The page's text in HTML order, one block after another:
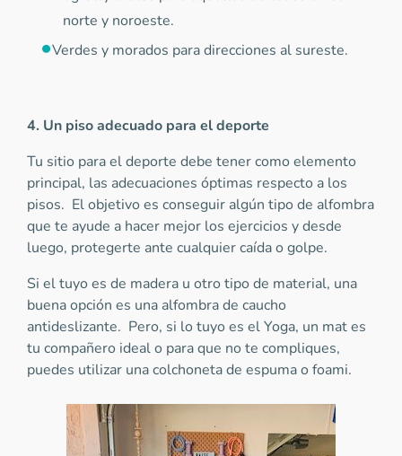
norte y noroeste.
Verdes y morados para direcciones al sureste.
4. Un piso adecuado para el deporte
Tu sitio para el deporte debe tener como elemento
principal, las adecuaciones óptimas respecto a los
pisos. El objetivo es conseguir algún tipo de alfombra
que te ayude a hacer mejor los ejercicios y desde
luego, protegerte ante cualquier caída o golpe.
Si el tuyo es de madera u otro tipo de material, una
buena opción es una alfombra de caucho
antideslizante. Pero, si lo tuyo es el Yoga, un mat es
tu compañero ideal o para que no te compliques,
puedes utilizar una colchoneta de espuma o foami.